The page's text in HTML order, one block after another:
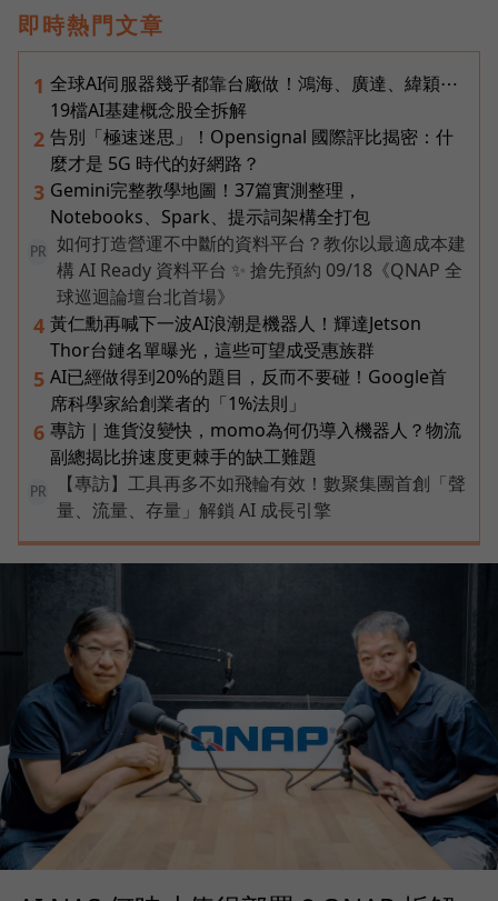
即時熱門文章
1 全球AI伺服器幾乎都靠台廠做！鴻海、廣達、緯穎⋯
19檔AI基建概念股全拆解
2 告別「極速迷思」！Opensignal 國際評比揭密：什
麼才是 5G 時代的好網路？
3 Gemini完整教學地圖！37篇實測整理，
Notebooks、Spark、提示詞架構全打包
PR
如何打造營運不中斷的資料平台？教你以最適成本建
構 AI Ready 資料平台 ✨ 搶先預約 09/18《QNAP 全
球巡迴論壇台北首場》
4 黃仁勳再喊下一波AI浪潮是機器人！輝達Jetson
Thor台鏈名單曝光，這些可望成受惠族群
5 AI已經做得到20%的題目，反而不要碰！Google首
席科學家給創業者的「1%法則」
6 專訪｜進貨沒變快，momo為何仍導入機器人？物流
副總揭比拚速度更棘手的缺工難題
PR
【專訪】工具再多不如飛輪有效！數聚集團首創「聲
量、流量、存量」解鎖 AI 成長引擎